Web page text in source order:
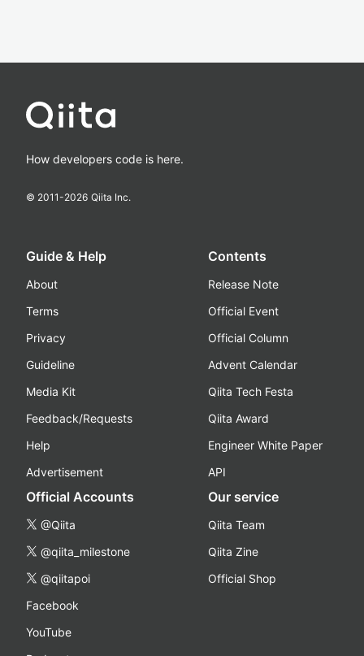
How developers code is here.
© 2011-2026 Qiita Inc.
Guide & Help
About
Terms
Privacy
Guideline
Media Kit
Feedback/Requests
Help
Advertisement
Contents
Release Note
Official Event
Official Column
Advent Calendar
Qiita Tech Festa
Qiita Award
Engineer White Paper
API
Official Accounts
@Qiita
@qiita_milestone
@qiitapoi
Facebook
YouTube
Our service
Qiita Team
Qiita Zine
Official Shop